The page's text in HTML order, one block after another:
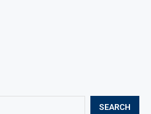
SEARCH